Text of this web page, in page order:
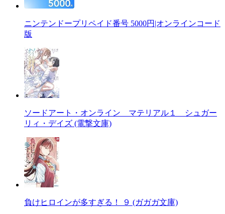
ニンテンドープリペイド番号 5000円|オンラインコード
版
ソードアート・オンライン マテリアル１ シュガー
リィ・デイズ (電撃文庫)
負けヒロインが多すぎる！ ９ (ガガガ文庫)